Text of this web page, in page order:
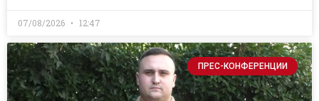
07/08/2026 12:47
ПРЕС-КОНФЕРЕНЦИИ